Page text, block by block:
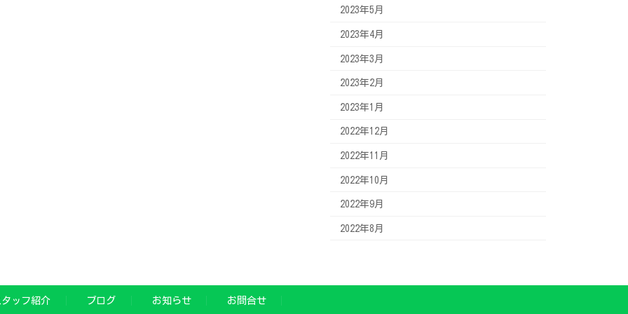
2023年5月
2023年4月
2023年3月
2023年2月
2023年1月
2022年12月
2022年11月
2022年10月
2022年9月
2022年8月
タッフ紹介 ブログ お知らせ お問合せ